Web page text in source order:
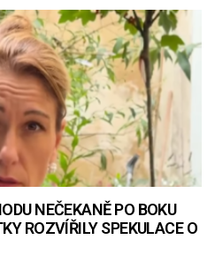
NEČEKANĚ PO BOKU
ROZVÍŘILY SPEKULACE O